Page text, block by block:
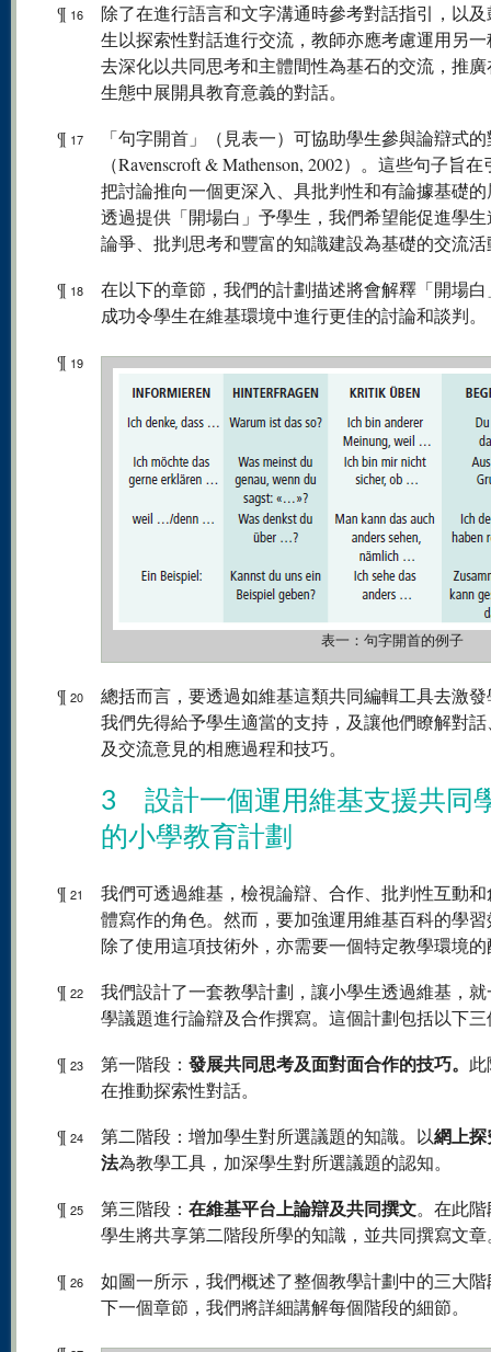
¶ 16
除了在進行語言和文字溝通時參考對話指引，以
生以探索性對話進行交流，教師亦應考慮運用另
去深化以共同思考和主體間性為基石的交流，推
生態中展開具教育意義的對話。
¶ 17
「句字開首」（見表一）可協助學生參與論辯式
（Ravenscroft & Mathenson, 2002）。這些句子旨
把討論推向一個更深入、具批判性和有論據基礎
透過提供「開場白」予學生，我們希望能促進學
論爭、批判思考和豐富的知識建設為基礎的交流活
¶ 18
在以下的章節，我們的計劃描述將會解釋「開場
成功令學生在維基環境中進行更佳的討論和談判。
¶ 19
表一：句字開首的例子
¶ 20
總括而言，要透過如維基這類共同編輯工具去激
我們先得給予學生適當的支持，及讓他們瞭解對
及交流意見的相應過程和技巧。
3 設計一個運用維基支援共同
的小學教育計劃
¶ 21
我們可透過維基，檢視論辯、合作、批判性互動
體寫作的角色。然而，要加強運用維基百科的學
除了使用這項技術外，亦需要一個特定教學環境
¶ 22
我們設計了一套教學計劃，讓小學生透過維基，
學議題進行論辯及合作撰寫。這個計劃包括以下三
¶ 23 第一階段： 發展共同思考及面對面合作的技巧。
在推動探索性對話。
¶ 24 第二階段：增加學生對所選議題的知識。以網上
法為教學工具，加深學生對所選議題的認知。
¶ 25 第三階段： 在維基平台上論辯及共同撰文。在此
學生將共享第二階段所學的知識，並共同撰寫文章
¶ 26
如圖一所示，我們概述了整個教學計劃中的三大
下一個章節，我們將詳細講解每個階段的細節。